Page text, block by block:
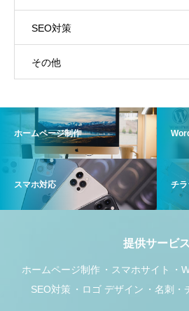
SEO対策
その他
ホームページ制作
スマホ対応 チ
提供サービス
ホームページ制作 スマホサイト
SEO対策
ロゴ デザイン 名刺・